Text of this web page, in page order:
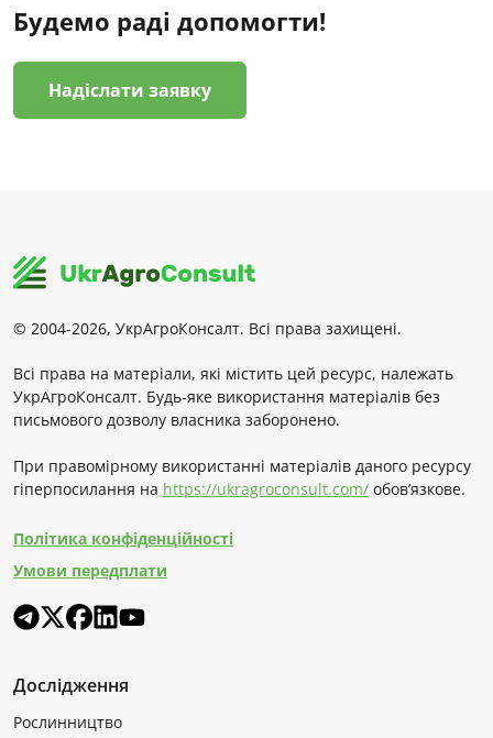
Будемо раді допомогти!
Надіслати заявку
© 2004-2026, УкрАгроКонсалт. Всі права захищені.
Всі права на матеріали, які містить цей ресурс, належать
УкрАгроКонсалт. Будь-яке використання матеріалів без
письмового дозволу власника заборонено.
При правомірному використанні матеріалів даного ресурсу
гіперпосилання на https://ukragroconsult.com/ обов’язкове.
Політика конфіденційності
Умови передплати
Дослідження
Рослинництво